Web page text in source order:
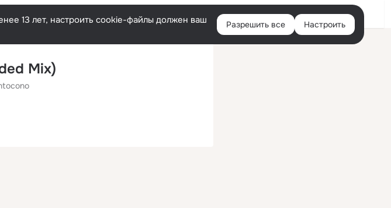
Войти
13 лет, настроить cookie-файлы должен ваш
Разрешить все Настроить
Mix)